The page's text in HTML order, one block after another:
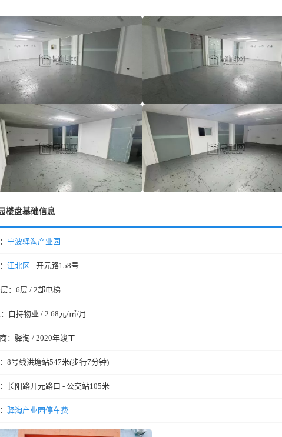
楼盘基础信息
宁波驿淘产业园
江北区 - 开元路158号
：6层 / 2部电梯
自持物业 / 2.68元/㎡/月
：驿淘 / 2020年竣工
8号线洪塘站547米(步行7分钟)
长阳路开元路口 - 公交站105米
驿淘产业园停车费